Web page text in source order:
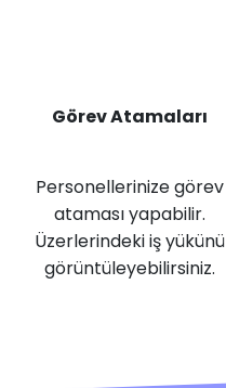
Görev Atamaları
Personellerinize görev
ataması yapabilir.
Üzerlerindeki iş yükünü
görüntüleyebilirsiniz.